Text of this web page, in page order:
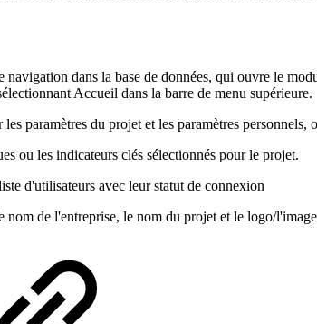
dans la base de données, qui ouvre le
Accueil dans la barre de menu supérieure.
paramètres du projet et les paramètres
ou les indicateurs clés sélectionnés pour le projet.
d'utilisateurs avec leur statut de connexion
nom de l'entreprise, le nom du projet et le logo/